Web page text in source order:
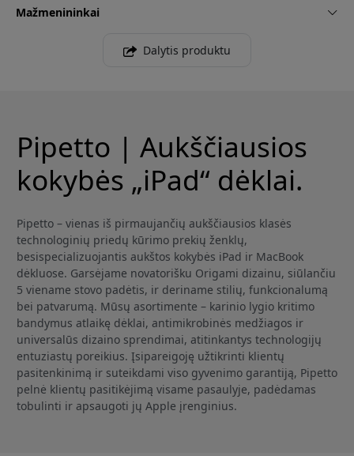
Mažmenininkai
Dalytis produktu
Pipetto | Aukščiausios
kokybės „iPad“ dėklai.
Pipetto – vienas iš pirmaujančių aukščiausios klasės
technologinių priedų kūrimo prekių ženklų,
besispecializuojantis aukštos kokybės iPad ir MacBook
dėkluose. Garsėjame novatorišku Origami dizainu, siūlančiu
5 viename stovo padėtis, ir deriname stilių, funkcionalumą
bei patvarumą. Mūsų asortimente – karinio lygio kritimo
bandymus atlaikę dėklai, antimikrobinės medžiagos ir
universalūs dizaino sprendimai, atitinkantys technologijų
entuziastų poreikius. Įsipareigoję užtikrinti klientų
pasitenkinimą ir suteikdami viso gyvenimo garantiją, Pipetto
pelnė klientų pasitikėjimą visame pasaulyje, padėdamas
tobulinti ir apsaugoti jų Apple įrenginius.